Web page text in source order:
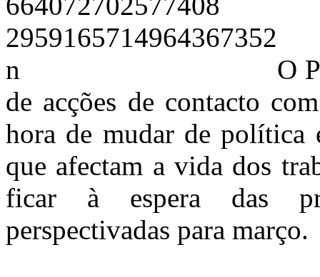
O
de acções de contacto
hora de mudar de política
que afectam a vida dos
ficar à espera das
perspectivadas para março.